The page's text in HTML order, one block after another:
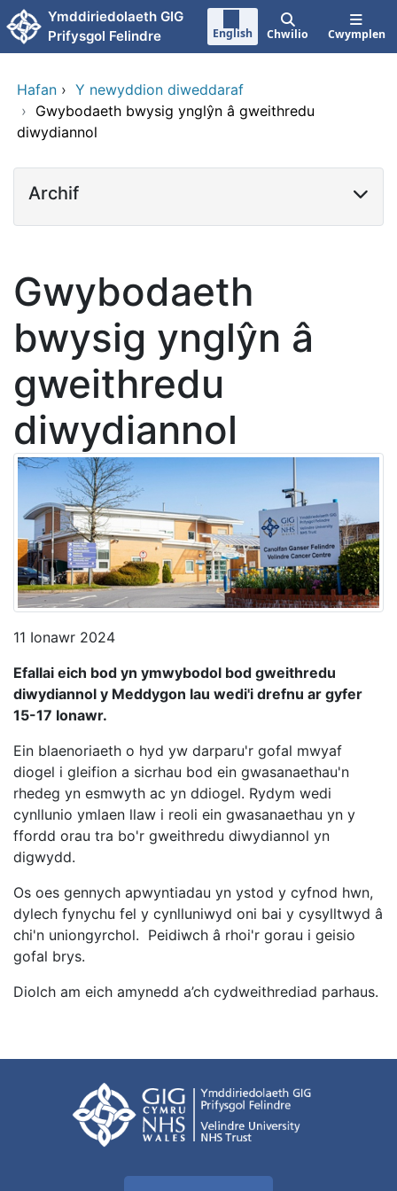
Neidio i'r prif gynnwy
Ymddiriedolaeth GIG
Prifysgol Felindre
English Chwilio Cwymplen
Hafan › Y newyddion diweddaraf
› Gwybodaeth bwysig ynglŷn â gweithredu
diwydiannol
Archif
Gwybodaeth
bwysig ynglŷn â
gweithredu
diwydiannol
11 Ionawr 2024
Efallai eich bod yn ymwybodol bod gweithredu
diwydiannol y Meddygon Iau wedi'i drefnu ar gyfer
15-17 Ionawr.
Ein blaenoriaeth o hyd yw darparu'r gofal mwyaf
diogel i gleifion a sicrhau bod ein gwasanaethau'n
rhedeg yn esmwyth ac yn ddiogel. Rydym wedi
cynllunio ymlaen llaw i reoli ein gwasanaethau yn y
ffordd orau tra bo'r gweithredu diwydiannol yn
digwydd.
Os oes gennych apwyntiadau yn ystod y cyfnod hwn,
dylech fynychu fel y cynlluniwyd oni bai y cysylltwyd â
chi'n uniongyrchol. Peidiwch â rhoi'r gorau i geisio
gofal brys.
Diolch am eich amynedd a’ch cydweithrediad parhaus.